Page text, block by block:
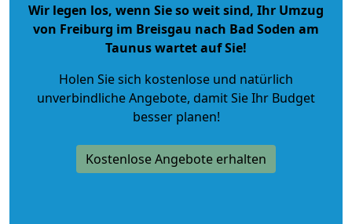
Wir legen los, wenn Sie so weit sind, Ihr Umzug
von Freiburg im Breisgau nach Bad Soden am
Taunus wartet auf Sie!
Holen Sie sich kostenlose und natürlich
unverbindliche Angebote, damit Sie Ihr Budget
besser planen!
Kostenlose Angebote erhalten